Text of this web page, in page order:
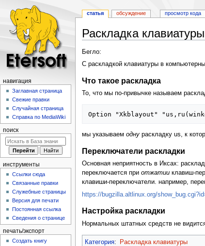
Раскладка клавиатуры
Перейти
к
навигации
Перейти
к
поиску
Бегло:
С раскладкой клавиатуры в
Что такое раскладка
То, что мы по-привычке называем
мы указываем однураскладку us, к
Переключатели раскладки
Основная неприятность в Иксах:
переключается при отжатииклавиш-
клавиши-переключатели. например,
https://bugzilla.altlinux.org/
Настройка раскладки
Нормальных штатных средств не
Категория: Раскладка клавиатуры
статья обсуждение просмотр кода
навигация
Заглавная страница
Свежие правки
Случайная страница
Справка по MediaWiki
поиск
инструменты
Ссылки сюда
Связанные правки
Служебные страницы
Версия для печати
Постоянная ссылка
Сведения о странице
печать/экспорт
Создать книгу